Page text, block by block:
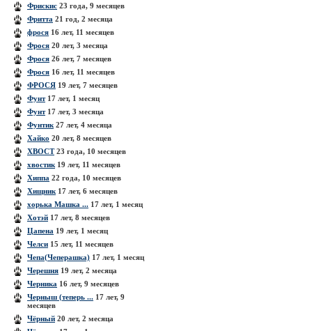
Фрискис 23 года, 9 месяцев
Фритта 21 год, 2 месяца
фрося 16 лет, 11 месяцев
Фрося 20 лет, 3 месяца
Фрося 26 лет, 7 месяцев
Фрося 16 лет, 11 месяцев
ФРОСЯ 19 лет, 7 месяцев
Фунт17 лет, 1 месяц
Фунт17 лет, 3 месяца
Фунтик 27 лет, 4 месяца
Хайко 20 лет, 8 месяцев
ХВОСТ23 года, 10 месяцев
хвостик 19 лет, 11 месяцев
Хиппа 22 года, 10 месяцев
Хищник 17 лет, 6 месяцев
хорька Машка ... 17 лет, 1 месяц
Хотэй 17 лет, 8 месяцев
Цапена 19 лет, 1 месяц
Челси 15 лет, 11 месяцев
Чепа(Чеперашка) 17 лет, 1 месяц
Черешня 19 лет, 2 месяца
Черника 16 лет, 9 месяцев
Черныш (теперь ... 17 лет, 9
месяцев
Чёрный 20 лет, 2 месяца